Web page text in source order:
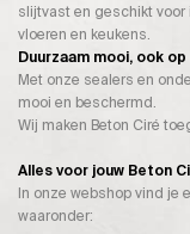
slijtvast en geschikt
vloeren en keukens.
Duurzaam mooi, ook
Met onze sealers en
mooi en beschermd.
Wij maken Beton Ciré
Alles voor jouw Beton
In onze webshop vind je
waaronder: